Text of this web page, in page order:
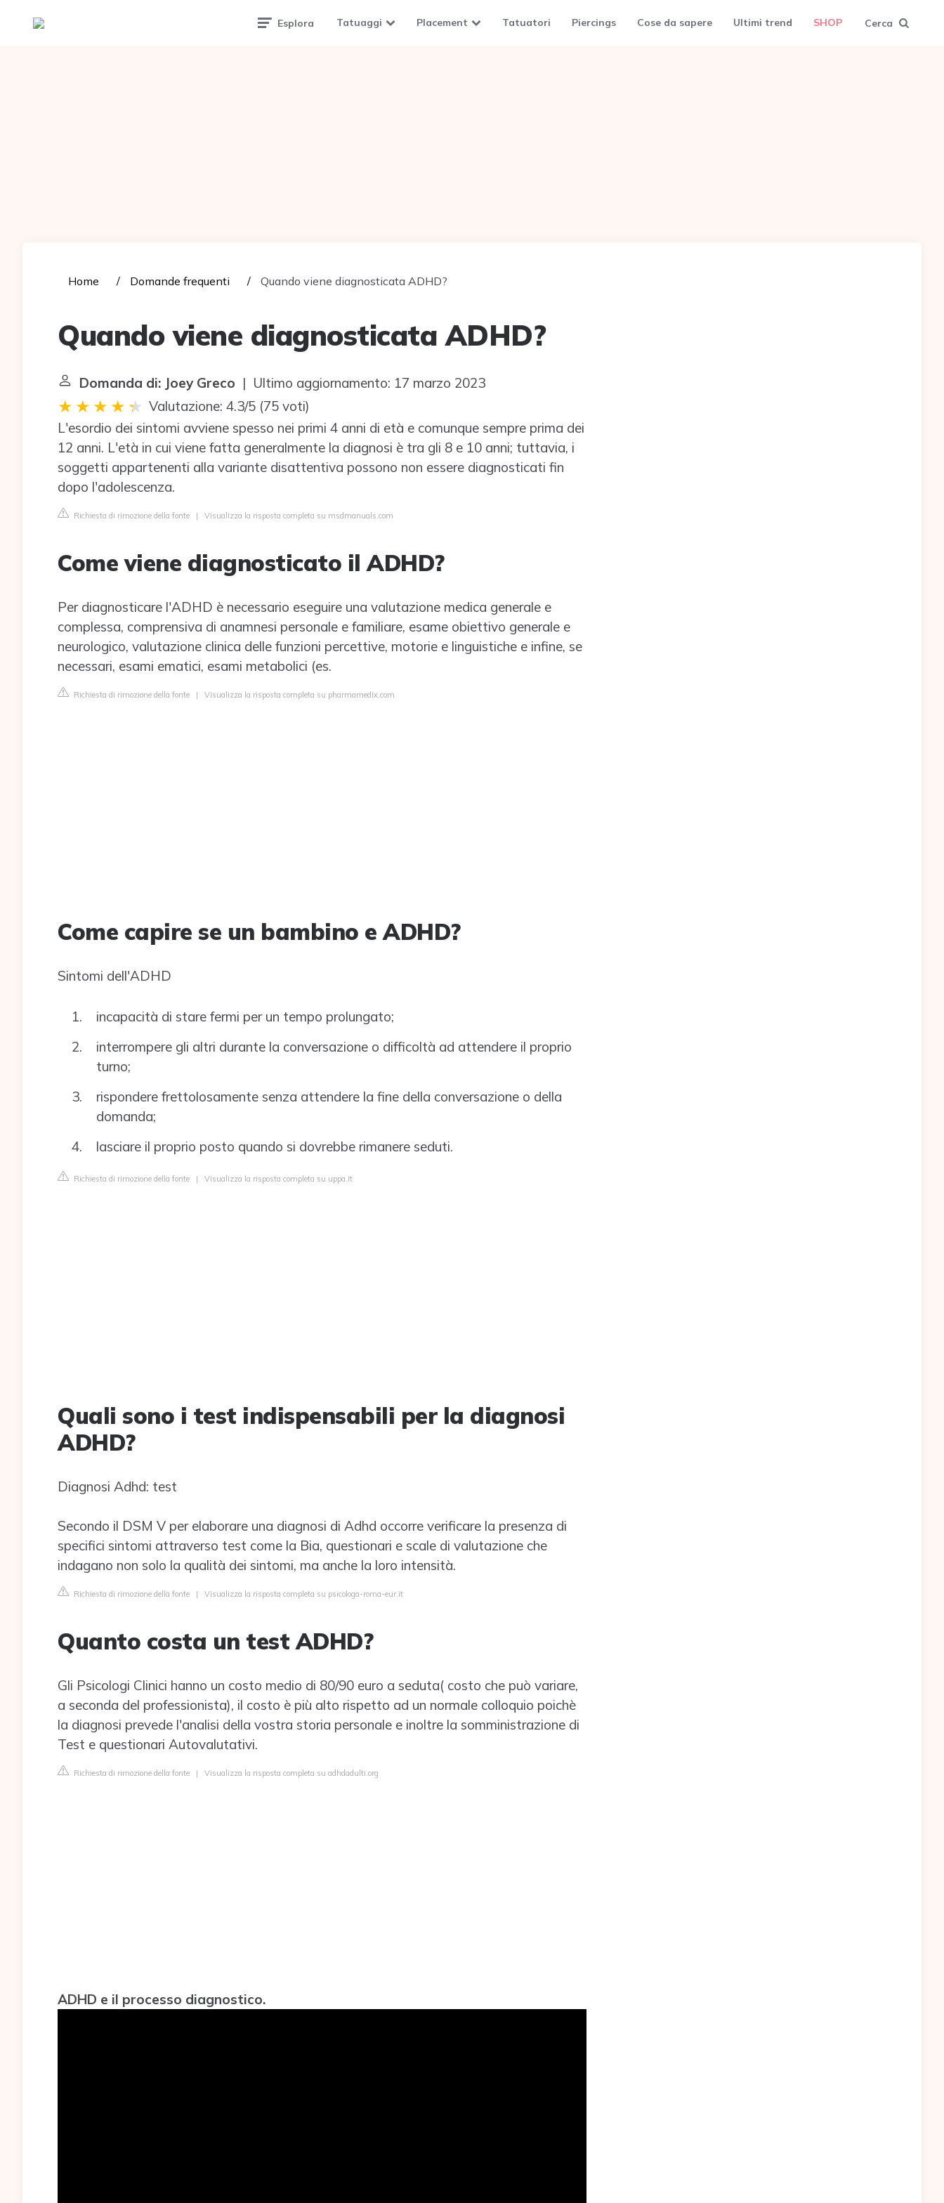
Tattoomuse.it Esplora Tatuaggi Placement Tatuatori Piercings Cose da sapere Ultimi trend SHOP Cerca
Home Domande frequenti Quando viene diagnosticata ADHD?
Quando viene diagnosticata ADHD?
Domanda di: Joey Greco | Ultimo aggiornamento: 17 marzo 2023
Valutazione: 4.3/5 (75 voti)
L'esordio dei sintomi avviene spesso nei primi 4 anni di età e comunque sempre prima dei
12 anni. L'età in cui viene fatta generalmente la diagnosi è tra gli 8 e 10 anni; tuttavia, i
soggetti appartenenti alla variante disattentiva possono non essere diagnosticati fin
dopo l'adolescenza.
Richiesta di rimozione della fonte | Visualizza la risposta completa su msdmanuals.com
Come viene diagnosticato il ADHD?
Per diagnosticare l'ADHD è necessario eseguire una valutazione medica generale e
complessa, comprensiva di anamnesi personale e familiare, esame obiettivo generale e
neurologico, valutazione clinica delle funzioni percettive, motorie e linguistiche e infine, se
necessari, esami ematici, esami metabolici (es.
Richiesta di rimozione della fonte | Visualizza la risposta completa su pharmamedix.com
Come capire se un bambino e ADHD?
Sintomi dell'ADHD
incapacità di stare fermi per un tempo prolungato;
interrompere gli altri durante la conversazione o difficoltà ad attendere il proprio
turno;
rispondere frettolosamente senza attendere la fine della conversazione o della
domanda;
lasciare il proprio posto quando si dovrebbe rimanere seduti.
Richiesta di rimozione della fonte | Visualizza la risposta completa su uppa.it
Quali sono i test indispensabili per la diagnosi
ADHD?
Diagnosi Adhd: test
Secondo il DSM V per elaborare una diagnosi di Adhd occorre verificare la presenza di
specifici sintomi attraverso test come la Bia, questionari e scale di valutazione che
indagano non solo la qualità dei sintomi, ma anche la loro intensità.
Richiesta di rimozione della fonte | Visualizza la risposta completa su psicologa-roma-eur.it
Quanto costa un test ADHD?
Gli Psicologi Clinici hanno un costo medio di 80/90 euro a seduta( costo che può variare,
a seconda del professionista), il costo è più alto rispetto ad un normale colloquio poichè
la diagnosi prevede l'analisi della vostra storia personale e inoltre la somministrazione di
Test e questionari Autovalutativi.
Richiesta di rimozione della fonte | Visualizza la risposta completa su adhdadulti.org
ADHD e il processo diagnostico.